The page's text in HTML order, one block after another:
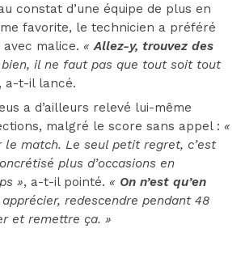
constat d’une équipe de plus en
favorite, le technicien a préféré
malice. « Allez-y, trouvez des
bien, il ne faut pas que tout soit tout
, a-t-il lancé.
a d’ailleurs relevé lui-même
malgré le score sans appel : «
le match. Le seul petit regret, c’est
plus d’occasions en
», a-t-il pointé. « On n’est qu’en
redescendre pendant 48
et remettre ça. »